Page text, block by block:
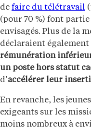
de faire du télétravail
(pour 70 %) font
envisagés. Plus de la
déclaraient également
rémunération
un poste hors statut
d’accélérer leur
En revanche, les
exigeants sur les
moins nombreux à